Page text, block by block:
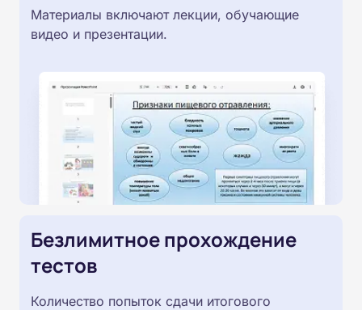
Материалы включают лекции, обучающие
видео и презентации.
Безлимитное прохождение
тестов
Количество попыток сдачи итогового